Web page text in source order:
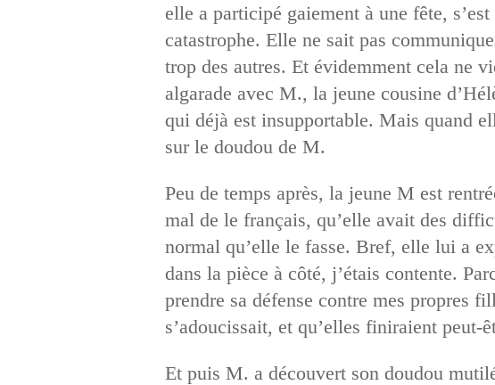
elle a participé gaiement à une fête,
catastrophe. Elle ne sait pas
trop des autres. Et évidemment cela ne
algarade avec M., la jeune cousine
qui déjà est insupportable. Mais quand
sur le doudou de M.
Peu de temps après, la jeune M est
mal de le français, qu’elle avait des
normal qu’elle le fasse. Bref, elle lui a
dans la pièce à côté, j’étais contente.
prendre sa défense contre mes propres
s’adoucissait, et qu’elles finiraient peut-
Et puis M. a découvert son doudou